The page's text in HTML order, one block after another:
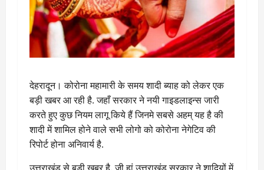
देहरादून। कोरोना महामारी के समय शादी ब्याह को लेकर एक
बड़ी खबर आ रही है. जहाँ सरकार ने नयी गाइडलाइन्स जारी
करते हुए कुछ नियम लागू किये हैं जिनमे सबसे अहम् यह है की
शादी में शामिल होने वाले सभी लोगो को कोरोना नेगेटिव की
रिपोर्ट होना अनिवार्य है.